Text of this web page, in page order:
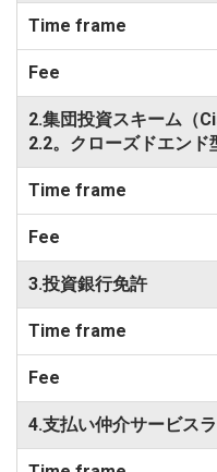
2.集団投資スキーム（
2.2。クローズドエンド
3.投資銀行免許
4.支払い仲介サービス